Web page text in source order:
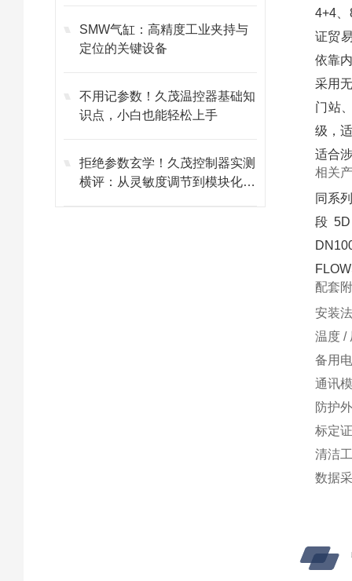
SMW气缸：高精度工业夹持与
定位的关键设备
不用记参数！久茂温控器基础知
识点，小白也能轻松上手
拒绝参数玄学！久茂控制器实测
横评：从灵敏度调节到模块化维
4+4
证贸
依靠
采用
门站
级，
适合
相关
同系
段
配套
安装
温度 /
备用
通讯
防护
标定
清洁
数据